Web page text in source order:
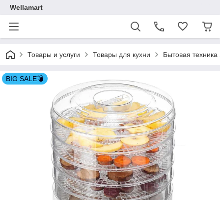
Wellamart
Товары и услуги Товары для кухни Бытовая
BIG SALE💣